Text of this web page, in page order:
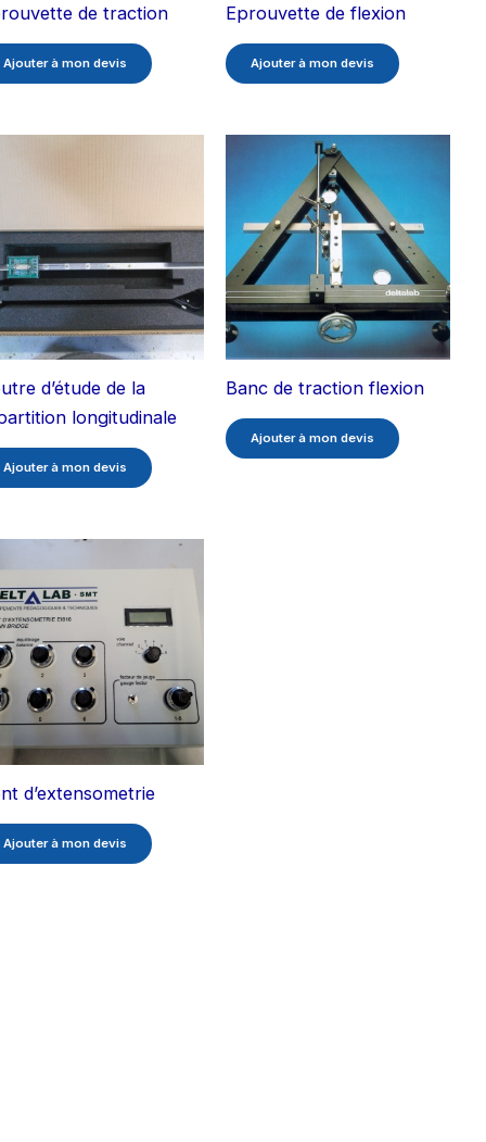
de traction
Ajouter à mon devis
Eprouvette de flexion
Ajouter à mon devis
d’étude de la
longitudinale
Ajouter à mon devis
Banc de traction flexion
Ajouter à mon devis
d’extensometrie
Ajouter à mon devis